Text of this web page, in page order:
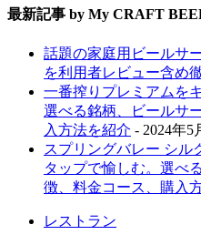
最新記事 by My CRAFT
話題の家庭用ビールサ
を利用者レビュー含め
一番搾りプレミアムを
選べる銘柄、ビールサ
入方法を紹介 - 2024年5
スプリングバレー シル
タップで愉しむ。選べ
徴、料金コース、購入
レストラン